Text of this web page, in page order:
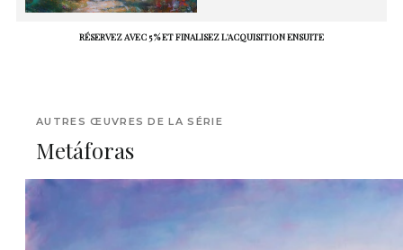
RÉSERVEZ AVEC 5 % ET FINALISEZ L'ACQUISITION ENSUITE
AUTRES ŒUVRES DE LA SÉRIE
Metáforas